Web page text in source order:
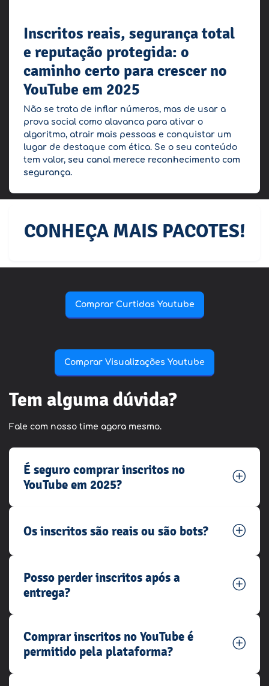
Inscritos reais, segurança total
e reputação protegida: o
caminho certo para crescer no
YouTube em 2025
Não se trata de inflar números, mas de usar a
prova social como alavanca para ativar o
algoritmo, atrair mais pessoas e conquistar um
lugar de destaque com ética. Se o seu conteúdo
tem valor, seu canal merece reconhecimento com
segurança.
CONHEÇA MAIS PACOTES!
Comprar Curtidas Youtube
Comprar Visualizações Youtube
Tem alguma dúvida?
Fale com nosso time agora mesmo.
É seguro comprar inscritos no
YouTube em 2025?
Os inscritos são reais ou são bots?
Posso perder inscritos após a
entrega?
Comprar inscritos no YouTube é
permitido pela plataforma?